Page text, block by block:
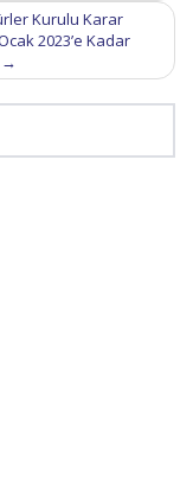
Kurulu Karar
2023’e Kadar
→